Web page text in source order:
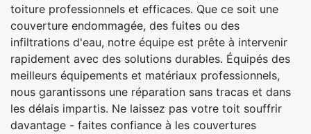
toiture professionnels et efficaces. Que ce soit une
couverture endommagée, des fuites ou des
infiltrations d'eau, notre équipe est prête à intervenir
rapidement avec des solutions durables. Équipés des
meilleurs équipements et matériaux professionnels,
nous garantissons une réparation sans tracas et dans
les délais impartis. Ne laissez pas votre toit souffrir
davantage - faites confiance à les couvertures